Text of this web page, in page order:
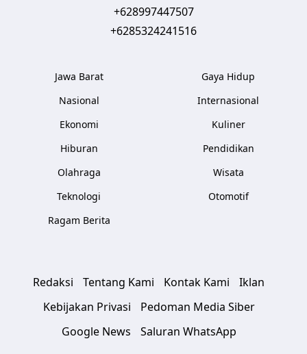
+628997447507
+6285324241516
Jawa Barat
Nasional
Ekonomi
Hiburan
Olahraga
Teknologi
Ragam Berita
Gaya Hidup
Internasional
Kuliner
Pendidikan
Wisata
Otomotif
Redaksi Tentang Kami Kontak Kami
Iklan
Kebijakan Privasi
Pedoman Media Siber
Google News
Saluran WhatsApp